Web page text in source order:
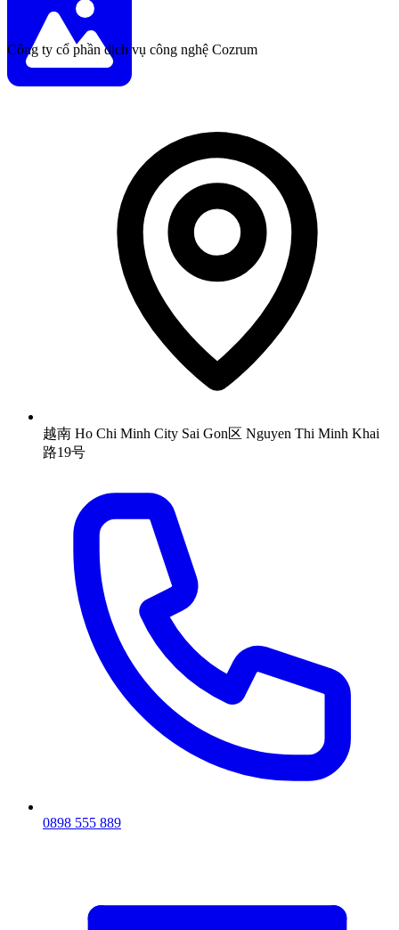
Công ty cổ phần dịch vụ công nghệ Cozrum
越南 Ho Chi Minh City Sai Gon区 Nguyen Thi Minh Khai
路19号
0898 555 889